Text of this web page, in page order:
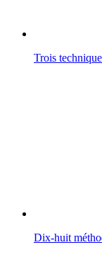
Trois
Dix-huit